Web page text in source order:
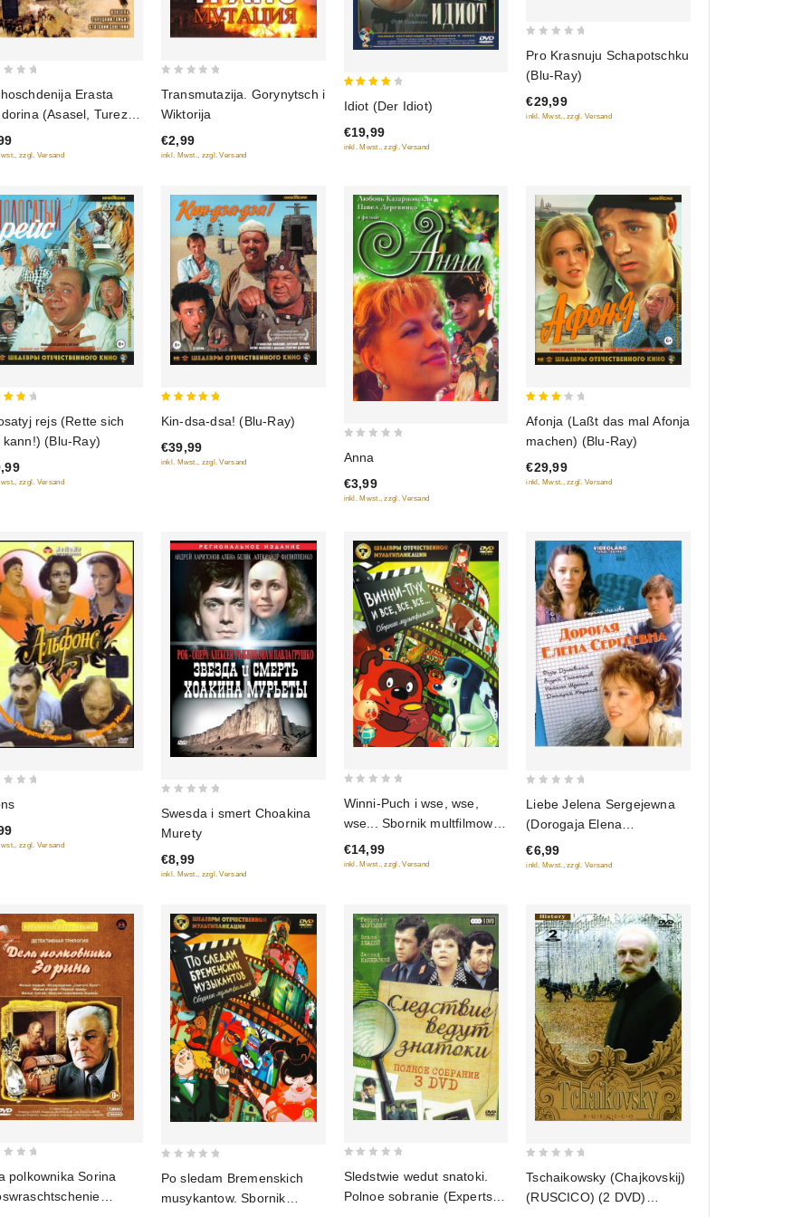
Erasta
(Asasel, Turezkij
Statskij Sowetnik)
zzgl. Versand
of
5
Transmutazija. Gorynytsch i
Wiktorija
€2,99
inkl. Mwst., zzgl. Versand
out of
5
Idiot (Der Idiot)
€19,99
inkl. Mwst., zzgl. Versand
of
5
Pro Krasnuju Schapotschku
(Blu-Ray)
€29,99
inkl. Mwst., zzgl. Versand
rejs (Rette sich
kann!) (Blu-Ray)
zzgl. Versand
Kin-dsa-dsa! (Blu-Ray)
€39,99
inkl. Mwst., zzgl. Versand
of
5
Anna
€3,99
inkl. Mwst., zzgl. Versand
of 5
Afonja (Laßt das mal Afonja
machen) (Blu-Ray)
€29,99
inkl. Mwst., zzgl. Versand
zzgl. Versand
of
5
Swesda i smert Choakina
Murety
€8,99
inkl. Mwst., zzgl. Versand
of
5
Winni-Puch i wse, wse,
wse... Sbornik multfilmow.
Schedewry
otetschestwennoj
€14,99
inkl. Mwst., zzgl. Versand
of
5
Liebe Jelena Sergejewna
(Dorogaja Elena
Sergeewna)
€6,99
inkl. Mwst., zzgl. Versand
polkownika Sorina
of
Po sledam Bremenskich
musykantow. Sbornik
of
Sledstwie wedut snatoki.
Polnoe sobranie (Experts
of
Tschaikowsky (Chajkovskij)
(RUSCICO) (2 DVD)